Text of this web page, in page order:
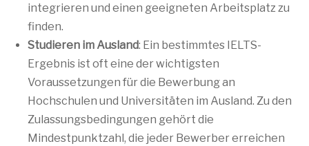
integrieren und einen geeigneten Arbeitsplatz zu
finden.
Studieren im Ausland: Ein bestimmtes IELTS-
Ergebnis ist oft eine der wichtigsten
Voraussetzungen für die Bewerbung an
Hochschulen und Universitäten im Ausland. Zu den
Zulassungsbedingungen gehört die
Mindestpunktzahl, die jeder Bewerber erreichen